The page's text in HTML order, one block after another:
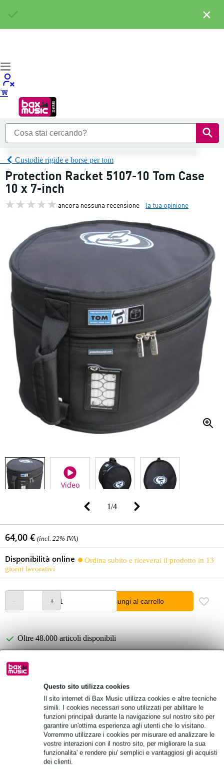
Questo sito utilizza cookies
Il sito internet di Bax Music utilizza cookies e altre tecniche
simili. I cookies necessari sono utilizzati per abilitare le
funzioni principali durante la navigazione sul nostro sito per
garantire un'ottima esperienza agli utenti che lo visitano.
Vorremmo utilizzare i cookies per misurare ed analizzare le
vostre interazioni con il nostro sito, per migliorare la sua
funzionalita' e rendere piu' semplici e vantaggiosi gli acquisti
dei clienti.
Custodie rigide e borse per tom
Protection Racket 5107-10 Tom Case
10 x 7-inch
ancora nessuna recensione la tua opinione
Video
1/4
64,00 € (incl. 22% IVA)
Disponibilità online
Ordina subito e riceverai il prodotto in 13
giorni lavorativi
Aggiungi al carrello
Oltre 48.000 articoli disponibili
Informazioni sul prodotto
custodia per tom
per tom da 10 x 7 pollici
forma a uovo: adatta per tom con o senza sospensione
Specifiche complete
×